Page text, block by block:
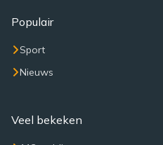
Populair
Sport
Nieuws
Veel bekeken